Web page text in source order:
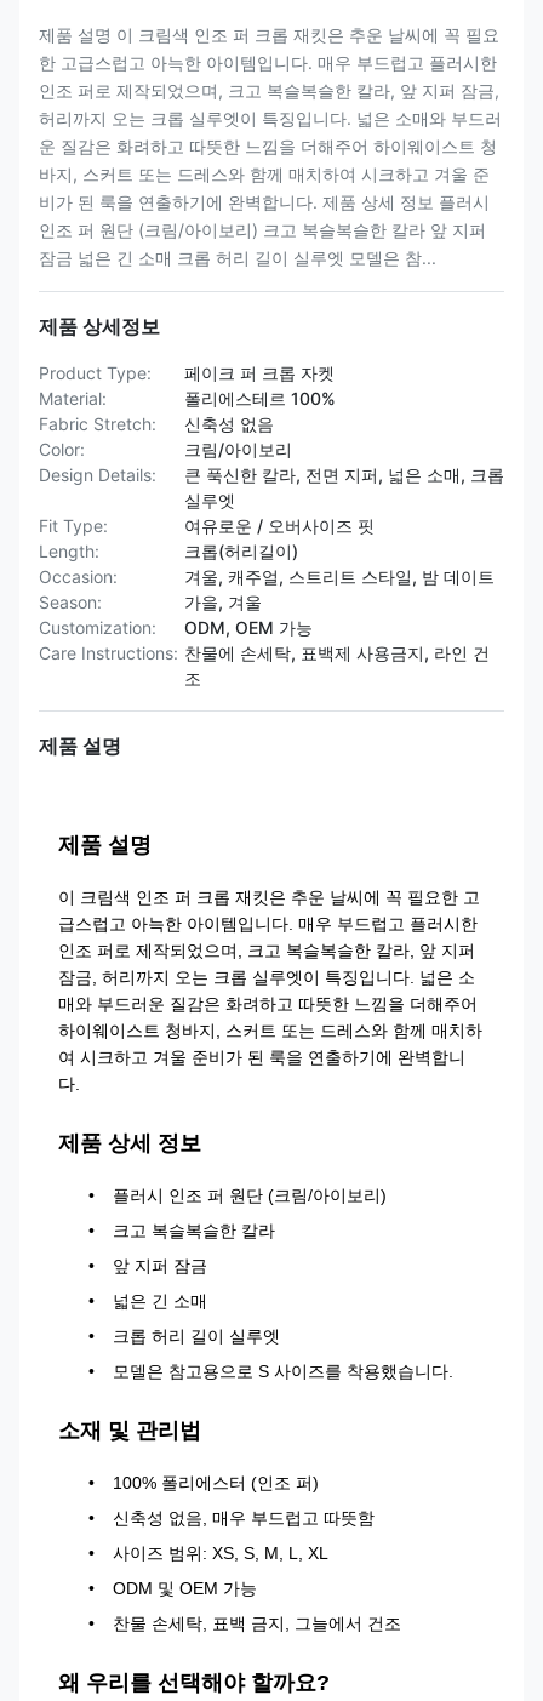
제품 설명 이 크림색 인조 퍼 크롭 재킷은 추운 날씨에 꼭 필요
한 고급스럽고 아늑한 아이템입니다. 매우 부드럽고 플러시한
인조 퍼로 제작되었으며, 크고 복슬복슬한 칼라, 앞 지퍼 잠금,
허리까지 오는 크롭 실루엣이 특징입니다. 넓은 소매와 부드러
운 질감은 화려하고 따뜻한 느낌을 더해주어 하이웨이스트 청
바지, 스커트 또는 드레스와 함께 매치하여 시크하고 겨울 준
비가 된 룩을 연출하기에 완벽합니다. 제품 상세 정보 플러시
인조 퍼 원단 (크림/아이보리) 크고 복슬복슬한 칼라 앞 지퍼
잠금 넓은 긴 소매 크롭 허리 길이 실루엣 모델은 참...
제품 상세정보
Product Type:
페이크 퍼 크롭 자켓
Material:
폴리에스테르 100%
Fabric Stretch:
신축성 없음
Color:
크림/아이보리
Design Details:
큰 푹신한 칼라, 전면 지퍼, 넓은 소매, 크롭
실루엣
Fit Type:
여유로운 / 오버사이즈 핏
Length:
크롭(허리길이)
Occasion:
겨울, 캐주얼, 스트리트 스타일, 밤 데이트
Season:
가을, 겨울
Customization:
ODM, OEM 가능
Care Instructions: 찬물에 손세탁, 표백제 사용금지, 라인 건
조
제품 설명
제품 설명
이 크림색 인조 퍼 크롭 재킷은 추운 날씨에 꼭 필요한 고
급스럽고 아늑한 아이템입니다. 매우 부드럽고 플러시한
인조 퍼로 제작되었으며, 크고 복슬복슬한 칼라, 앞 지퍼
잠금, 허리까지 오는 크롭 실루엣이 특징입니다. 넓은 소
매와 부드러운 질감은 화려하고 따뜻한 느낌을 더해주어
하이웨이스트 청바지, 스커트 또는 드레스와 함께 매치하
여 시크하고 겨울 준비가 된 룩을 연출하기에 완벽합니
다.
제품 상세 정보
플러시 인조 퍼 원단 (크림/아이보리)
크고 복슬복슬한 칼라
앞 지퍼 잠금
넓은 긴 소매
크롭 허리 길이 실루엣
모델은 참고용으로 S 사이즈를 착용했습니다.
소재 및 관리법
100% 폴리에스터 (인조 퍼)
신축성 없음, 매우 부드럽고 따뜻함
사이즈 범위: XS, S, M, L, XL
ODM 및 OEM 가능
찬물 손세탁, 표백 금지, 그늘에서 건조
왜 우리를 선택해야 할까요?